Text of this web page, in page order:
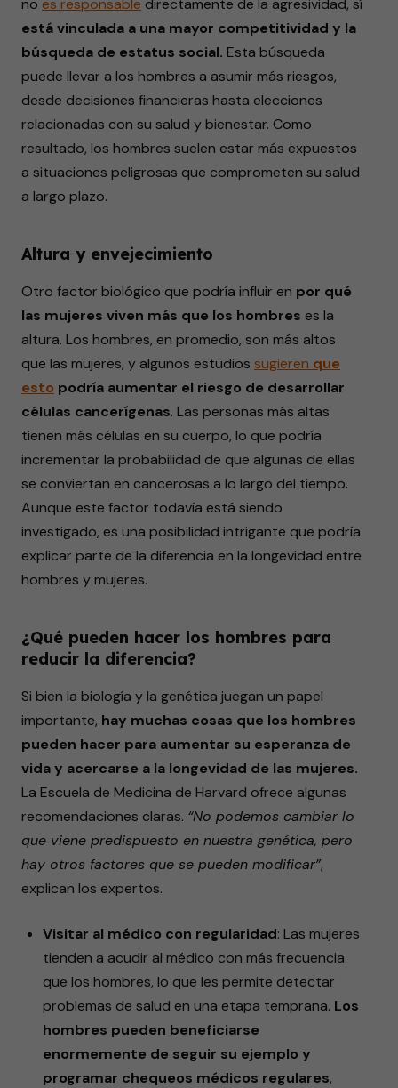
no es responsable directamente de la agresividad, sí
está vinculada a una mayor competitividad y la
búsqueda de estatus social. Esta búsqueda
puede llevar a los hombres a asumir más riesgos,
desde decisiones financieras hasta elecciones
relacionadas con su salud y bienestar. Como
resultado, los hombres suelen estar más expuestos
a situaciones peligrosas que comprometen su salud
a largo plazo.
Altura y envejecimiento
Otro factor biológico que podría influir en por qué
las mujeres viven más que los hombres es la
altura. Los hombres, en promedio, son más altos
que las mujeres, y algunos estudios sugieren que
esto podría aumentar el riesgo de desarrollar
células cancerígenas. Las personas más altas
tienen más células en su cuerpo, lo que podría
incrementar la probabilidad de que algunas de ellas
se conviertan en cancerosas a lo largo del tiempo.
Aunque este factor todavía está siendo
investigado, es una posibilidad intrigante que podría
explicar parte de la diferencia en la longevidad entre
hombres y mujeres.
¿Qué pueden hacer los hombres para
reducir la diferencia?
Si bien la biología y la genética juegan un papel
importante, hay muchas cosas que los hombres
pueden hacer para aumentar su esperanza de
vida y acercarse a la longevidad de las mujeres.
La Escuela de Medicina de Harvard ofrece algunas
recomendaciones claras. “No podemos cambiar lo
que viene predispuesto en nuestra genética, pero
hay otros factores que se pueden modificar”,
explican los expertos.
Visitar al médico con regularidad: Las mujeres
tienden a acudir al médico con más frecuencia
que los hombres, lo que les permite detectar
problemas de salud en una etapa temprana. Los
hombres pueden beneficiarse
enormemente de seguir su ejemplo y
programar chequeos médicos regulares,